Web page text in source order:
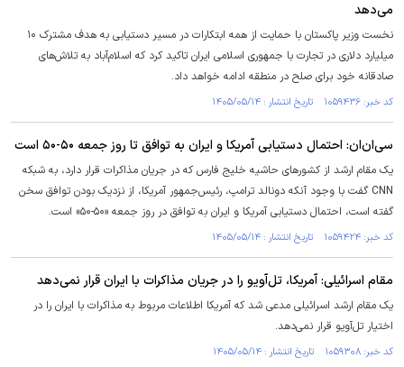
می‌دهد
نخست وزیر پاکستان با حمایت از همه ابتکارات در مسیر دستیابی به هدف مشترک ۱۰
میلیارد دلاری در تجارت با جمهوری اسلامی ایران تاکید کرد که اسلام‌آباد به تلاش‌های
صادقانه خود برای صلح در منطقه ادامه خواهد داد.
کد خبر: ۱۰۵۹۴۳۶ تاریخ انتشار : ۱۴۰۵/۰۵/۱۴
سی‌ان‌ان: احتمال دستیابی آمریکا و ایران به توافق تا روز جمعه ۵۰-۵۰ است
یک مقام ارشد از کشور‌های حاشیه خلیج فارس که در جریان مذاکرات قرار دارد، به شبکه
CNN گفت با وجود آنکه دونالد ترامپ، رئیس‌جمهور آمریکا، از نزدیک بودن توافق سخن
گفته است، احتمال دستیابی آمریکا و ایران به توافق در روز جمعه «۵۰-۵۰» است.
کد خبر: ۱۰۵۹۴۲۴ تاریخ انتشار : ۱۴۰۵/۰۵/۱۴
مقام اسرائیلی: آمریکا، تل‌آویو را در جریان مذاکرات با ایران قرار نمی‌دهد
یک مقام ارشد اسرائیلی مدعی شد که آمریکا اطلاعات مربوط به مذاکرات با ایران را در
اختیار تل‌آویو قرار نمی‌دهد.
کد خبر: ۱۰۵۹۳۰۸ تاریخ انتشار : ۱۴۰۵/۰۵/۱۴